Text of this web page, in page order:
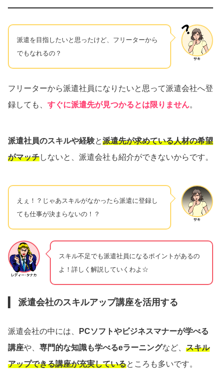
派遣を目指したいと思ったけど、フリーターから
でもなれるの？
フリーターから派遣社員になりたいと思って派遣会社へ登
録しても、 すぐに派遣先が見つかるとは限りません。
派遣社員のスキルや経験と派遣先が求めている人材の希望
がマッチしないと、派遣会社も紹介ができないからです。
えぇ！？じゃあスキルがなかったら派遣に登録し
ても仕事が決まらないの！？
スキル不足でも派遣社員になるポイントがあるの
よ！詳しく解説していくわよ☆
派遣会社のスキルアップ講座を活用する
派遣会社の中には、
PCソフトやビジネスマナーが学べる
講座や、 専門的な知識も学べるeラーニングなど、 スキル
アップできる講座が充実しているところも多いです。